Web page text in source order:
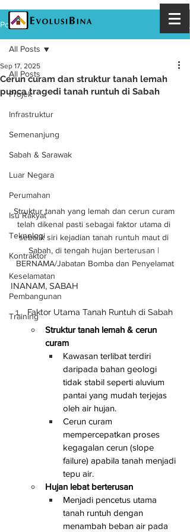
Post
All Posts
Projek
Infrastruktur
Semenanjung
Sabah & Sarawak
Luar Negara
Perumahan
Isu Rakyat
Teknologi
Kontraktor
Keselamatan
Pembangunan
Training
All Posts
Cerun curam dan struktur tanah lemah
punca tragedi tanah runtuh di Sabah
Sep 17, 2025
Struktur tanah yang lemah dan cerun curam
telah dikenal pasti sebagai faktor utama di
sebalik siri kejadian tanah runtuh maut di
Sabah, di tengah hujan berterusan |
BERNAMA/Jabatan Bomba dan Penyelamat
INANAM, SABAH
Faktor Utama Tanah Runtuh di Sabah
Struktur tanah lemah & cerun
curam
Kawasan terlibat terdiri
daripada bahan geologi
tidak stabil seperti aluvium
pantai yang mudah terjejas
oleh air hujan.
Cerun curam
mempercepatkan proses
kegagalan cerun (slope
failure) apabila tanah menjadi
tepu air.
Hujan lebat berterusan
Menjadi pencetus utama
tanah runtuh dengan
menambah beban air pada